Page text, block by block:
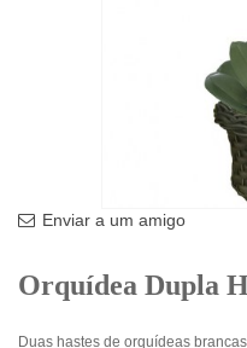
Enviar a um amigo
Orquídea Dupla
Duas hastes de orquídeas